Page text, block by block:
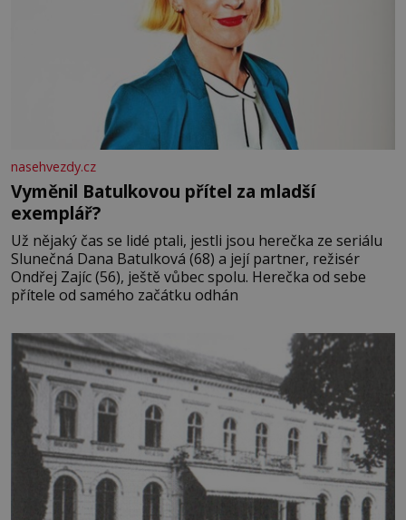
nasehvezdy.cz
Vyměnil Batulkovou přítel za mladší
exemplář?
Už nějaký čas se lidé ptali, jestli jsou herečka ze seriálu
Slunečná Dana Batulková (68) a její partner, režisér
Ondřej Zajíc (56), ještě vůbec spolu. Herečka od sebe
přítele od samého začátku odhán